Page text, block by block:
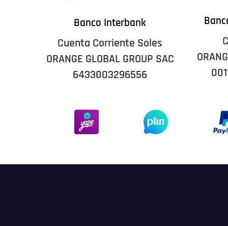
Banco Interbank
Cuenta Corriente Soles
ORANGE GLOBAL GROUP SAC
6433003296556